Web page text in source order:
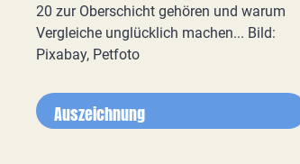
20 zur Oberschicht gehören und warum
Vergleiche unglücklich machen... Bild:
Pixabay, Petfoto
Auszeichnung